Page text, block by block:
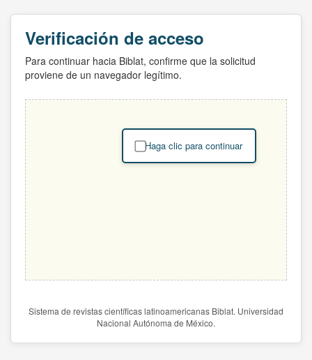
Verificación de acceso
Para continuar hacia Biblat, confirme que la solicitud
proviene de un navegador legítimo.
Haga clic para continuar
Sistema de revistas científicas latinoamericanas Biblat. Universidad
Nacional Autónoma de México.